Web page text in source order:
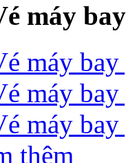
máy
máy
máy
máy
thêm